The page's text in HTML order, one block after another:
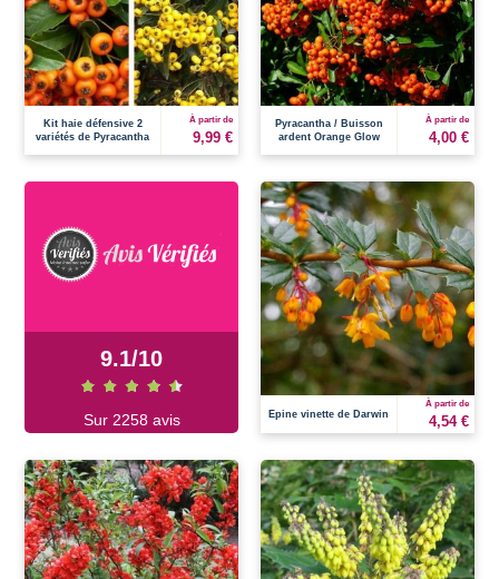
Kit haie défensive 2
variétés de Pyracantha
À partir de
9,99 €
Pyracantha / Buisson
ardent Orange Glow
À partir de
4,00 €
9.1/10
Sur 2258 avis Epine vinette de Darwin
À partir de
4,54 €